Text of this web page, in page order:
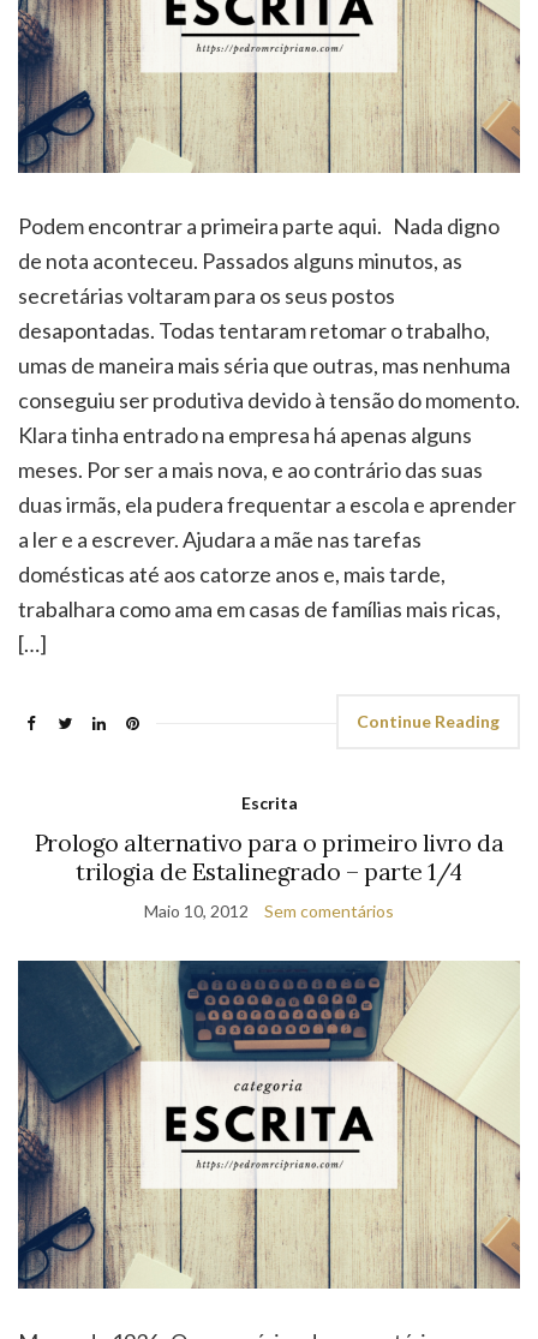
Podem encontrar a primeira parte aqui. Nada digno
de nota aconteceu. Passados alguns minutos, as
secretárias voltaram para os seus postos
umas de maneira mais séria que outras, mas nenhuma
conseguiu ser produtiva devido à tensão do momento.
Klara tinha entrado na empresa há apenas alguns
meses. Por ser a mais nova, e ao contrário das suas
duas irmãs, ela pudera frequentar a escola e aprender
a ler e a escrever. Ajudara a mãe nas tarefas
domésticas até aos catorze anos e, mais tarde,
trabalhara como ama em casas de famílias mais ricas,
[…]
Continue Reading
Prologo alternativo para o primeiro livro da
trilogia de Estalinegrado – parte 1/4
Março de 1936 Os murmúrios das secretárias
extinguiram-se subitamente quando um silêncio
pesado e tenso instalou-se. A mudança sobressaltou